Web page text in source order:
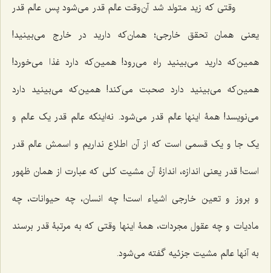
وقتی که زید متولد شد آن‌وقت عالم قدر می‌شود پس عالم قدر
یعنی همان تحقق خارجی؛ همان‌که دارید در خارج می‌بینید!
همین‌که دارید می‌بینید راه می‌رود! همین‌که دارد غذا می‌خورد!
همین‌که می‌بینید دارد صحبت می‌کند! همین‌که می‌بینید دارد
می‌نویسد! همۀ اینها عالم قدر می‌شود. نه‌اینکه عالم قدر یک عالم و
یک جا و یک قسمی است که از آن اطلاع نداریم و اسمش عالم قدر
است! قدر یعنی اندازه، اندازۀ آن مشیت کلی که عبارت از همان ظهور
و بروز و تعین خارجی اشیاء است! چه انسان، چه حیوانات، چه
مادیات و چه عقول مجردات، همۀ اینها وقتی که به مرتبۀ قدر برسند
به آنها عالم مشیت جزئیه گفته می‌شود.